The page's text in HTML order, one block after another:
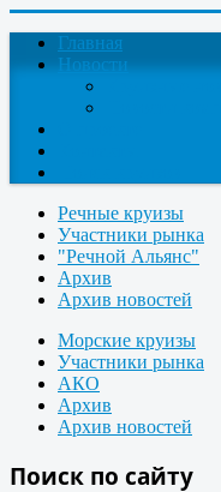
Главная
Новости
Речные круизы
Участники рынка
"Речной Альянс"
Архив
Архив новостей
Морские круизы
Участники рынка
АКО
Архив
Архив новостей
Поиск по сайту